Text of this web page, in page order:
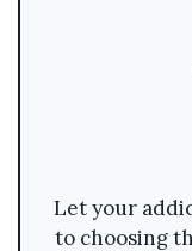
Let your
to choosing